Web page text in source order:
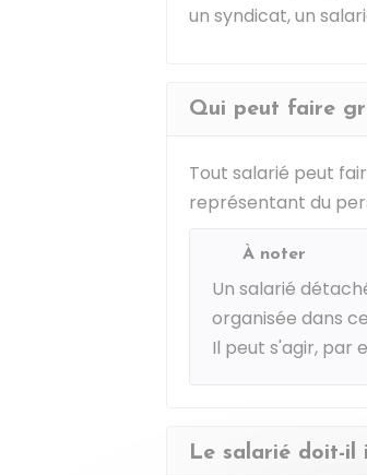
un syndicat, un
Qui peut faire
Tout salarié peut
représentant du
À noter
Un salarié
organisée dans
Il peut s'agir, par
Le salarié doit-il